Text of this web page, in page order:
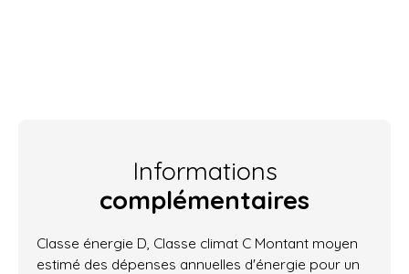
Informations
complémentaires
Classe énergie D, Classe climat C Montant moyen
estimé des dépenses annuelles d'énergie pour un